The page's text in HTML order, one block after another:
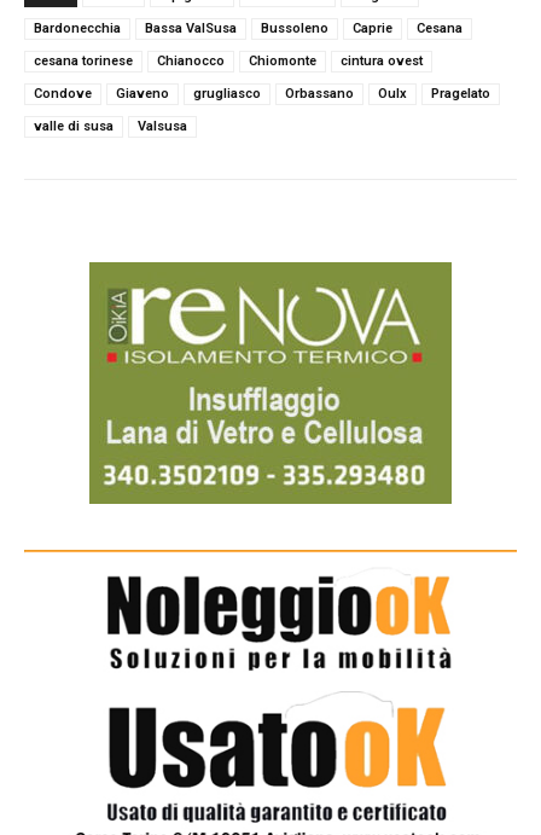
b
o
k
t
r
p
p
g
a
m
e
I
n
l
Bardonecchia Bassa ValSusa Bussoleno Caprie Cesana
cesana torinese Chianocco Chiomonte cintura ovest
Condove Giaveno grugliasco Orbassano Oulx Pragelato
valle di susa Valsusa